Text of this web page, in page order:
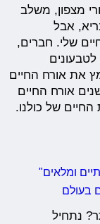
מצפון, משלב
אבל
שלי. חברים,
את אורח החיים
אורח החיים
של כולנו.
ומלאים"
בעולם
נתחיל